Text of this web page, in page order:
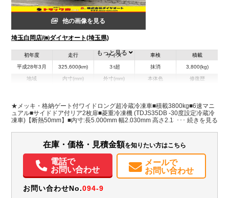
他の画像を見る
埼玉白岡店/㈱ダイヤオート(埼玉県)
初年度
平成28年3月
走行
325,600(km)
サイズ
３t超
車検
抹消
積載
3,800(kg)
地域 内寸(mm)
H:2,130
外寸(mm)
H:3,260
本体色 修復歴
装備情報
パワステ
電動格納ミラー
バックモニター 取扱説明書（一部含む）
もっと見る
★メッキ・格納ゲート付ワイドロング超冷蔵冷凍車■積載3800kg■6速マニ
ュアル■サイドドア付リア2枚扉■菱重冷凍機 (TDJS35DB -30度設定冷蔵冷
凍車)【断熱50mm】■内寸:長5.000mm 幅2.030mm 高さ2.130mm■新明和
席電格納ミラー■バックモニター■燃料タンク100L■タイヤ溝アリ
在庫・価格・見積金額を知りたい方はこちら
電話で
お問い合わせ
メールで
お問い合わせ
お問い合わせNo.094-9